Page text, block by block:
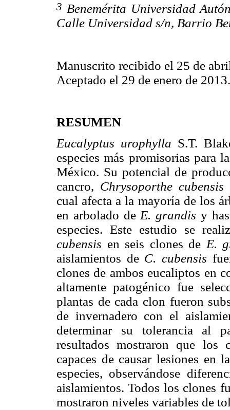
3 Benemérita Universidad
Calle Universidad s/n, Barrio
Manuscrito recibido el 25 de
Aceptado el 29 de enero de 2013.
RESUMEN
Eucalyptus urophylla S.T.
especies más promisorias para
México. Su potencial de
cancro, Chrysoporthe cubensis
cual afecta a la mayoría de los
en arbolado de E. grandis y
especies. Este estudio se
cubensis en seis clones de E.
aislamientos de C. cubensis
clones de ambos eucaliptos en
altamente patogénico fue
plantas de cada clon fueron
de invernadero con el
determinar su tolerancia al
resultados mostraron que los
capaces de causar lesiones en
especies, observándose
aislamientos. Todos los clones
mostraron niveles variables de